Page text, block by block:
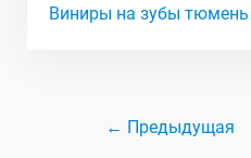
Виниры на зубы тюмень
← Предыдущая